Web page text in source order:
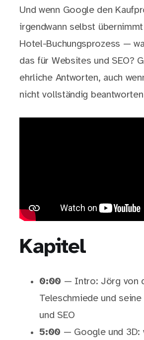
Und wenn Google den
irgendwann selbst
Hotel-Buchungsprozess —
das für Websites und SEO?
ehrliche Antworten, auch
nicht vollständig beantworten
Kapitel
0:00 — Intro: Jörg von
Teleschmiede und seine
und SEO
5:00 — Google und 3D: